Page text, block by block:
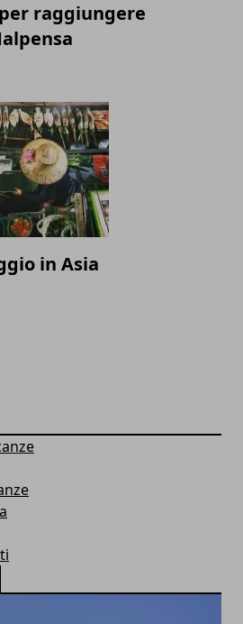
raggiungere
in Asia